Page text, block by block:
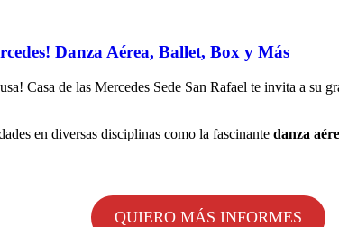
Danza Aérea, Ballet, Box y Más
Casa de las Mercedes Sede San Rafael te invita a su
en diversas disciplinas como la fascinante danza
QUIERO MÁS INFORMES